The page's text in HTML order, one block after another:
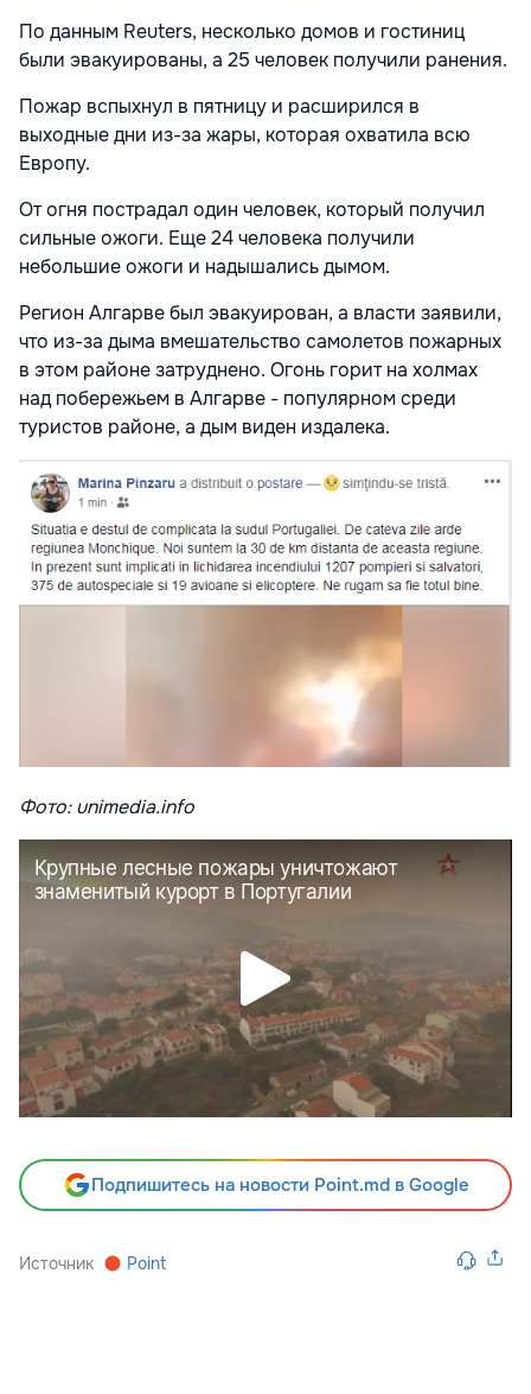
По данным Reuters, несколько домов и гостиниц
были эвакуированы, а 25 человек получили ранения.
Пожар вспыхнул в пятницу и расширился в
выходные дни из-за жары, которая охватила всю
Европу.
От огня пострадал один человек, который получил
сильные ожоги. Еще 24 человека получили
небольшие ожоги и надышались дымом.
Регион Алгарве был эвакуирован, а власти заявили,
что из-за дыма вмешательство самолетов пожарных
в этом районе затруднено. Огонь горит на холмах
над побережьем в Алгарве - популярном среди
туристов районе, а дым виден издалека.
Фото: unimedia.info
Подпишитесь на новости Point.md в Google
Источник Point